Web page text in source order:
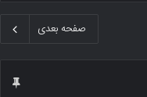
صفحه بعدی